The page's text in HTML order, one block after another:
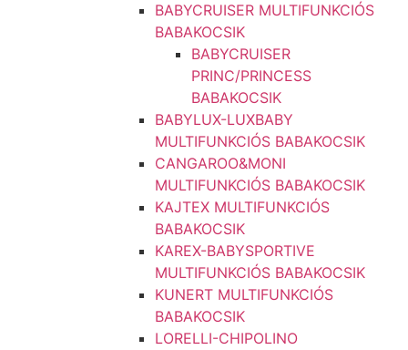
BABYCRUISER MULTIFUNKCIÓS
BABAKOCSIK
BABYCRUISER
PRINC/PRINCESS
BABAKOCSIK
BABYLUX-LUXBABY
MULTIFUNKCIÓS BABAKOCSIK
CANGAROO&MONI
MULTIFUNKCIÓS BABAKOCSIK
KAJTEX MULTIFUNKCIÓS
BABAKOCSIK
KAREX-BABYSPORTIVE
MULTIFUNKCIÓS BABAKOCSIK
KUNERT MULTIFUNKCIÓS
BABAKOCSIK
LORELLI-CHIPOLINO